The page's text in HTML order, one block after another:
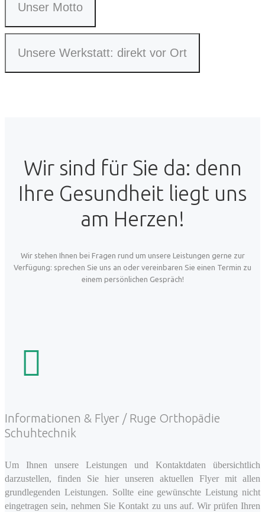
Unser Motto
Unsere Werkstatt: direkt vor Ort
Wir sind für Sie da: denn
Ihre Gesundheit liegt uns
am Herzen!
Wir stehen Ihnen bei Fragen rund um unsere Leistungen gerne zur
Verfügung: sprechen Sie uns an oder vereinbaren Sie einen Termin zu
einem persönlichen Gespräch!
Informationen & Flyer / Ruge Orthopädie
Schuhtechnik
Um Ihnen unsere Leistungen und Kontaktdaten übersichtlich
darzustellen, finden Sie hier unseren aktuellen Flyer mit allen
grundlegenden Leistungen. Sollte eine gewünschte Leistung nicht
eingetragen sein, nehmen Sie Kontakt zu uns auf. Wir prüfen Ihren